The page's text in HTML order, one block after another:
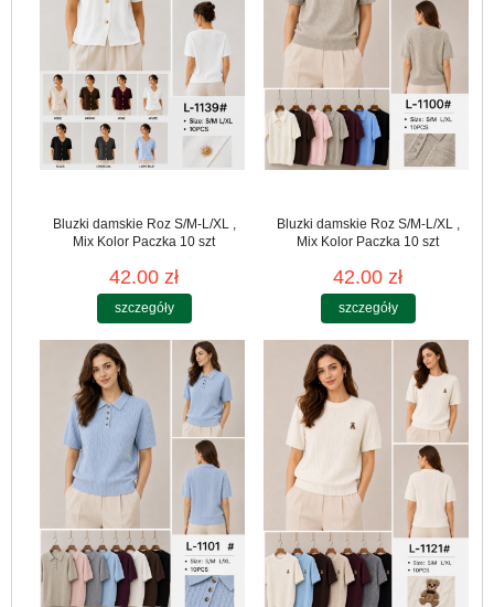
Bluzki damskie Roz S/M-L/XL ,
Mix Kolor Paczka 10 szt
42.00 zł
szczegóły
Bluzki damskie Roz S/M-L/XL ,
Mix Kolor Paczka 10 szt
42.00 zł
szczegóły